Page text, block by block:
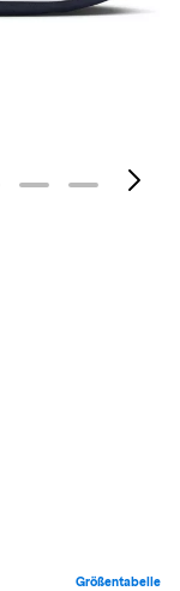
Größentabelle